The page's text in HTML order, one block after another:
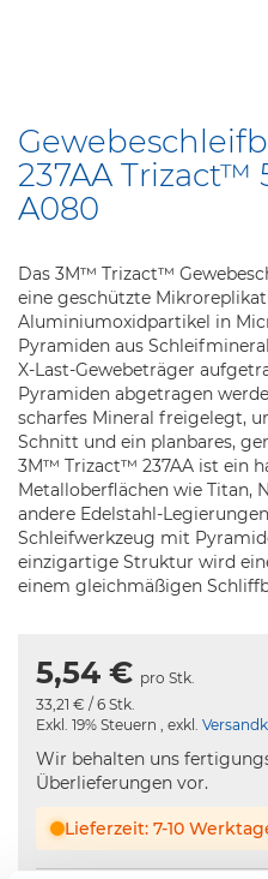
der
Bildergalerie
springen
237AA Trizact™
A080
Das 3M™ Trizact™
eine geschützte
Aluminiumoxidpartikel in
Pyramiden aus
X-Last-Gewebeträger
Pyramiden abgetragen
scharfes Mineral freigelegt,
Schnitt und ein planbares,
3M™ Trizact™ 237AA ist ein
Metalloberflächen wie Titan,
andere Edelstahl-
Schleifwerkzeug mit
einzigartige Struktur wird
einem gleichmäßigen
5,54 € pro Stk.
33,21 € / 6 Stk.
Exkl. 19% Steuern , exkl.
Wir behalten uns
Überlieferungen vor.
Lieferzeit: 7-10